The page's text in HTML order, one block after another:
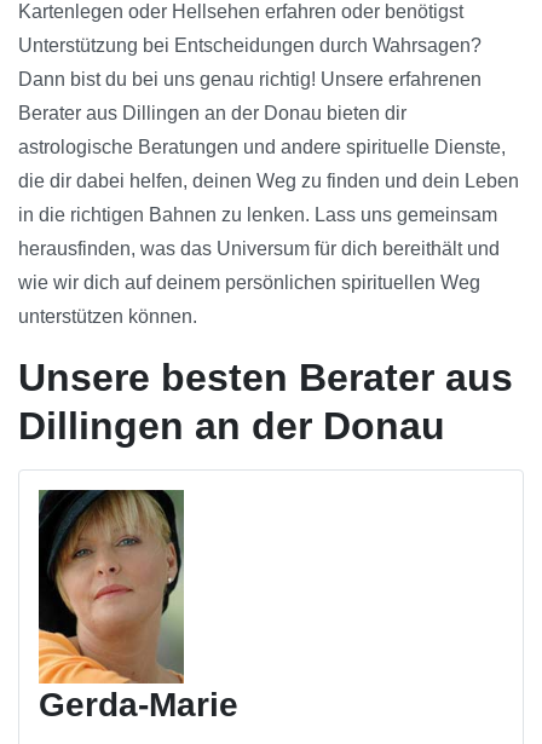
Kartenlegen oder Hellsehen erfahren oder benötigst
Unterstützung bei Entscheidungen durch Wahrsagen?
Dann bist du bei uns genau richtig! Unsere erfahrenen
Berater aus Dillingen an der Donau bieten dir
astrologische Beratungen und andere spirituelle Dienste,
die dir dabei helfen, deinen Weg zu finden und dein Leben
in die richtigen Bahnen zu lenken. Lass uns gemeinsam
herausfinden, was das Universum für dich bereithält und
wie wir dich auf deinem persönlichen spirituellen Weg
unterstützen können.
Unsere besten Berater aus
Dillingen an der Donau
Gerda-Marie